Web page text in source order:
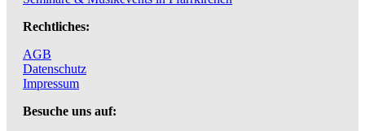
Rechtliches:
AGB
Datenschutz
Impressum
Besuche uns auf: